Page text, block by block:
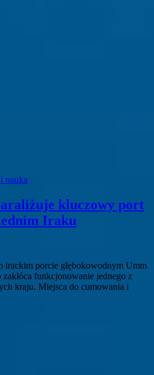
nauka
kluczowy port
Iraku
irackim porcie głębokowodnym Umm
zakłóca funkcjonowanie jednego z
kraju. Miejsca do cumowania i